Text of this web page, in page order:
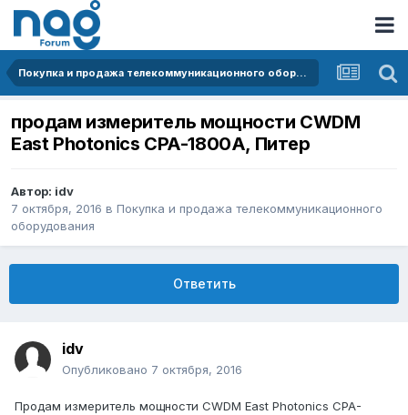
Покупка и продажа телекоммуникационного оборудования
продам измеритель мощности CWDM
East Photonics CPA-1800A, Питер
Автор: idv
7 октября, 2016 в Покупка и продажа телекоммуникационного
оборудования
Ответить
idv
Опубликовано 7 октября, 2016
Продам измеритель мощности CWDM East Photonics CPA-